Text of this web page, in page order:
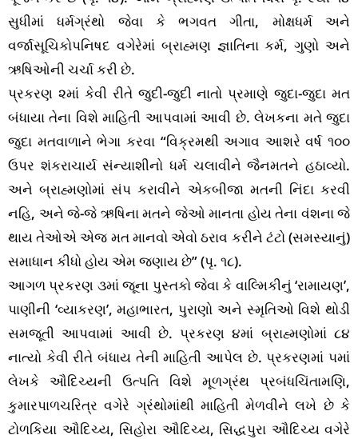
સુધીમાં ધર્મગ્રંથો જેવા કે ભગવત ગીતા, મોક્ષધર્મ અને
વર્જાસૂચિકોપનિષદ વગેરેમાં બ્રાહ્મણ જ્ઞાતિના કર્મ, ગુણો અને
ઋષિઓની ચર્ચા કરી છે.
પ્રકરણ ૨માં કેવી રીતે જુદી-જુદી નાતો પ્રમાણે જુદા-જુદા મત
બંધાયા તેના વિશે માહિતી આપવામાં આવી છે. લેખકના મતે જુદા
જુદા મતવાળાને ભેગા કરવા “વિક્રમથી અગાવ આશરે વર્ષ ૧૦૦
ઉપર શંકરાચાર્ય સંન્યાશીનો ધર્મ ચલાવીને જૈનમતને હઠાવ્યો.
અને બ્રાહ્મણોમાં સંપ કરાવીને એકબીજા મતની નિંદા કરવી
નહિ, અને જે-જે ઋષિના મતને જેઓ માનતા હોય તેના વંશના જે
થાય તેઓએ એજ મત માનવો એવો ઠરાવ કરીને ટંટો (સમસ્યાનું)
સમાધાન કીધો હોય એમ જણાય છે” (પૃ. ૧૮).
આગળ પ્રકરણ ૩માં જૂના પુસ્તકો જેવા કે વાલ્મિકીનું ‘રામાયણ’,
પાણીની ‘વ્યાકરણ’, મહાભારત, પુરાણો અને સ્મૃતિઓ વિશે થોડી
સમજૂતી આપવામાં આવી છે. પ્રકરણ ૪માં બ્રાહ્મણોમાં ૮૪
નાત્યો કેવી રીતે બંધાય તેની માહિતી આપેલ છે. પ્રકરણમાં ૫માં
લેખકે ઔદિચ્યની ઉત્પતિ વિશે મૂળગ્રંથ પ્રબંધચિંતામણિ,
કુમારપાળચરિત્ર વગેરે ગ્રંથોમાંથી માહિતી મેળવીને લખે છે કે
ટોળકિયા ઔદિચ્ય, સિહોરા ઔદિચ્ય, સિદ્ધપુરા ઔદિચ્ય વગેરે